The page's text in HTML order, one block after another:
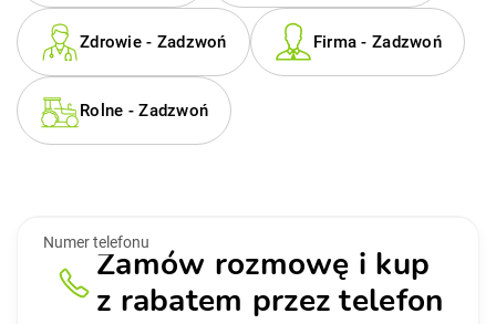
Zdrowie - Zadzwoń Firma - Zadzwoń
Rolne - Zadzwoń
Zamów rozmowę i kup
z rabatem przez telefon
Imię
Numer telefonu